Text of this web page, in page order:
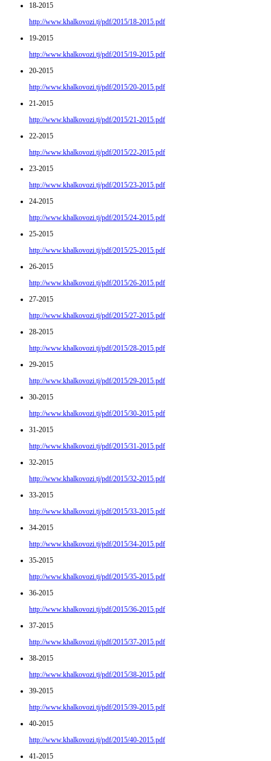
18-2015
http://www.khalkovozi.tj/pdf/2015/18-2015.pdf
19-2015
http://www.khalkovozi.tj/pdf/2015/19-2015.pdf
20-2015
http://www.khalkovozi.tj/pdf/2015/20-2015.pdf
21-2015
http://www.khalkovozi.tj/pdf/2015/21-2015.pdf
22-2015
http://www.khalkovozi.tj/pdf/2015/22-2015.pdf
23-2015
http://www.khalkovozi.tj/pdf/2015/23-2015.pdf
24-2015
http://www.khalkovozi.tj/pdf/2015/24-2015.pdf
25-2015
http://www.khalkovozi.tj/pdf/2015/25-2015.pdf
26-2015
http://www.khalkovozi.tj/pdf/2015/26-2015.pdf
27-2015
http://www.khalkovozi.tj/pdf/2015/27-2015.pdf
28-2015
http://www.khalkovozi.tj/pdf/2015/28-2015.pdf
29-2015
http://www.khalkovozi.tj/pdf/2015/29-2015.pdf
30-2015
http://www.khalkovozi.tj/pdf/2015/30-2015.pdf
31-2015
http://www.khalkovozi.tj/pdf/2015/31-2015.pdf
32-2015
http://www.khalkovozi.tj/pdf/2015/32-2015.pdf
33-2015
http://www.khalkovozi.tj/pdf/2015/33-2015.pdf
34-2015
http://www.khalkovozi.tj/pdf/2015/34-2015.pdf
35-2015
http://www.khalkovozi.tj/pdf/2015/35-2015.pdf
36-2015
http://www.khalkovozi.tj/pdf/2015/36-2015.pdf
37-2015
http://www.khalkovozi.tj/pdf/2015/37-2015.pdf
38-2015
http://www.khalkovozi.tj/pdf/2015/38-2015.pdf
39-2015
http://www.khalkovozi.tj/pdf/2015/39-2015.pdf
40-2015
http://www.khalkovozi.tj/pdf/2015/40-2015.pdf
41-2015